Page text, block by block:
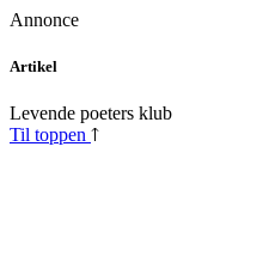
Annonce
Skip
content
Artikel
Levende poeters klub
Til toppen